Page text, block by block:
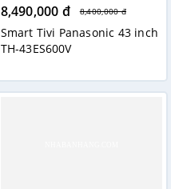
8,490,000 đ 8,400,000 đ
Smart Tivi Panasonic 43 inch
TH-43ES600V